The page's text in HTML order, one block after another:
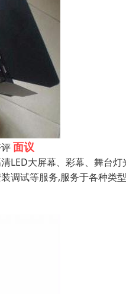
面议
LED大屏幕、彩幕、舞台
调试等服务,服务于各种类